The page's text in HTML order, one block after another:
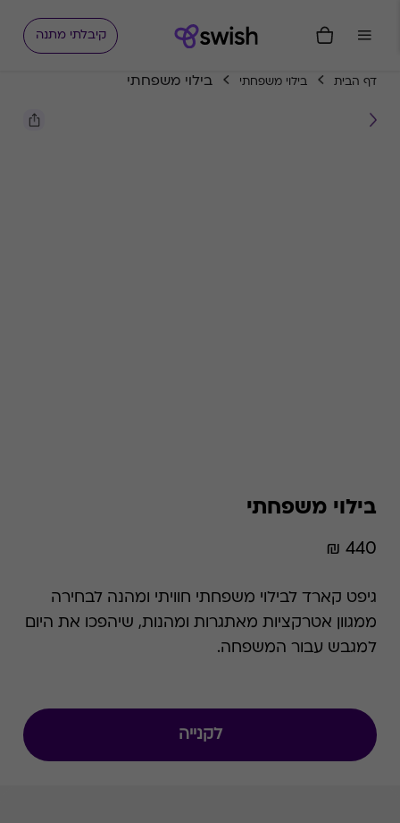
קיבלתי מתנה
דף הבית בילוי משפחתי בילוי משפחתי
בילוי משפחתי
440 ₪
גיפט קארד לבילוי משפחתי חוויתי ומהנה לבחירה
ממגוון אטרקציות מאתגרות ומהנות, שיהפכו את היום
למגבש עבור המשפחה.
לקנייה